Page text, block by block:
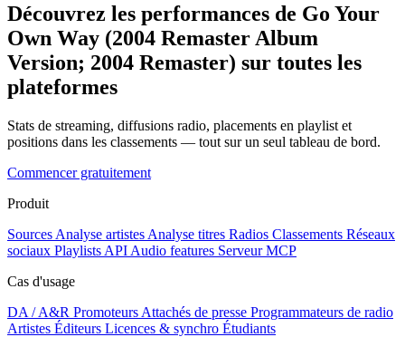
Découvrez les performances de Go Your
Own Way (2004 Remaster Album
Version; 2004 Remaster) sur toutes les
plateformes
Stats de streaming, diffusions radio, placements en playlist et
positions dans les classements — tout sur un seul tableau de bord.
Commencer gratuitement
Produit
Sources Analyse artistes Analyse titres Radios Classements Réseaux
sociaux Playlists API Audio features Serveur MCP
Cas d'usage
DA / A&R Promoteurs Attachés de presse Programmateurs de radio
Artistes Éditeurs Licences & synchro Étudiants